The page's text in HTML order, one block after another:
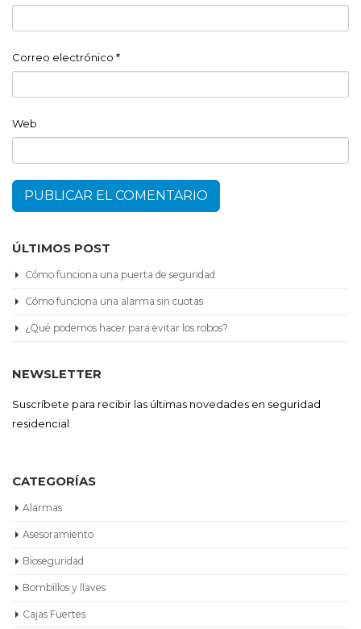
Correo electrónico *
Web
ÚLTIMOS POST
Cómo funciona una puerta de seguridad
Cómo funciona una alarma sin cuotas
¿Qué podemos hacer para evitar los robos?
NEWSLETTER
Suscríbete para recibir las últimas novedades en seguridad
residencial
CATEGORÍAS
Alarmas
Asesoramiento
Bioseguridad
Bombillos y llaves
Cajas Fuertes